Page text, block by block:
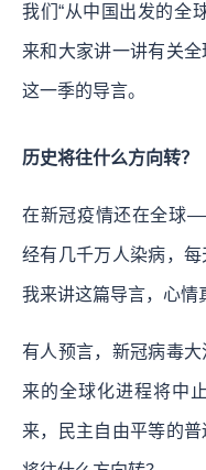
我们“从中国出发的全
来和大家讲一讲有关
这一季的导言。
历史将往什么方向转？
在新冠疫情还在全球
经有几千万人染病，每
我来讲这篇导言，心情
有人预言，新冠病毒
来的全球化进程将中
来，民主自由平等的